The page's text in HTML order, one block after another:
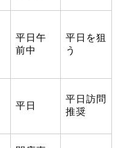
平日午
前中
平日を狙
う
平日
平日訪問
推奨